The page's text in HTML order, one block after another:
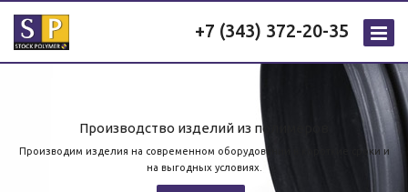
+7 (343) 372-20-35
Производство изделий из полимеров
Производим изделия на современном оборудовании в короткие сроки и
на выгодных условиях.